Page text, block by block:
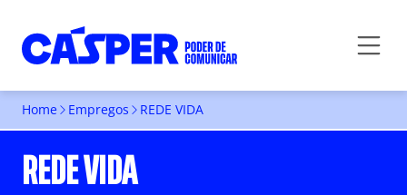
Home Empregos REDE VIDA
REDE VIDA